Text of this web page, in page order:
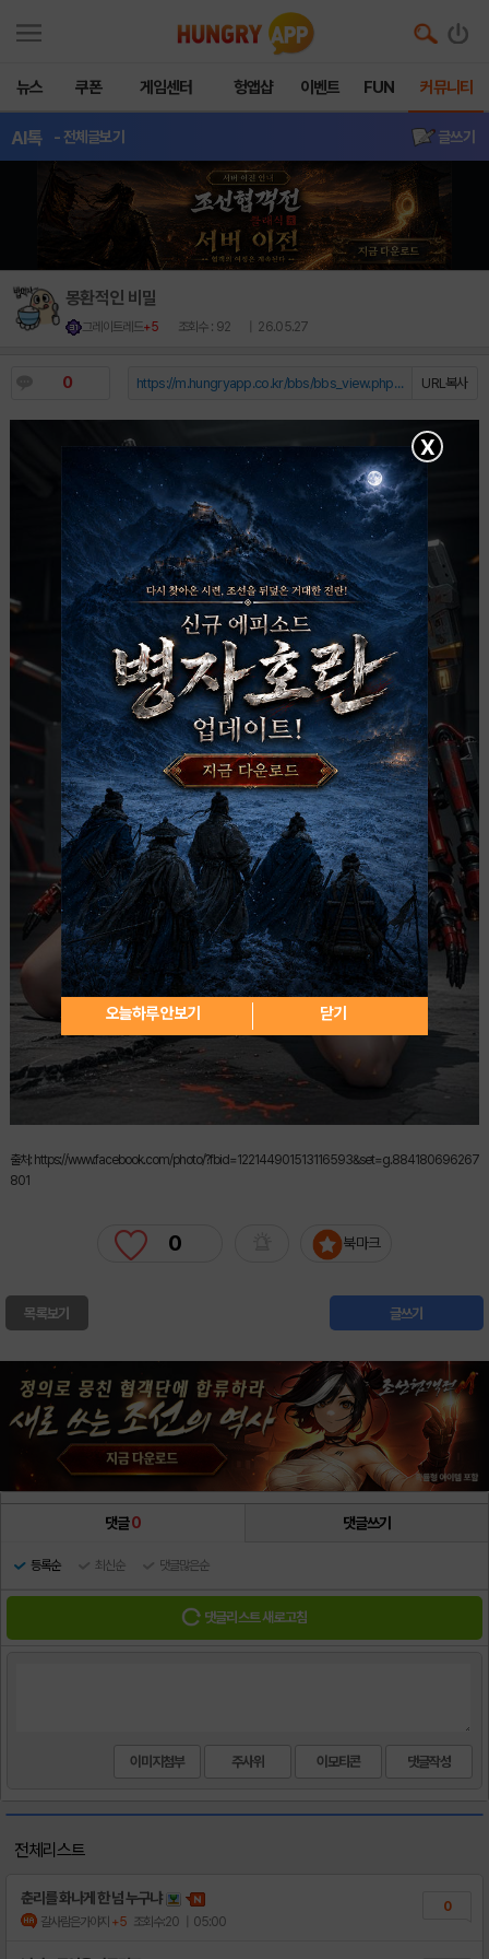
뉴스 쿠폰 게임센터 헝앱샵 이벤트 FUN 커뮤니티
AI톡 - 전체글보기 글쓰기
몽환적인 비밀
그레이트레드+5 조회수 : 92 | 26.05.27
0 URL복사
https://m.hungryapp.co.kr/bbs/bbs_view.php?durl=Y...
출처: https://www.facebook.com/photo/?fbid=122144901513116593&set=g.884180696267
801
0 북마크
목록보기 글쓰기
댓글0 댓글쓰기
등록순 최신순 댓글많은순
댓글리스트 새로고침
이미지첨부 주사위 이모티콘
전체리스트
춘리를 화나게 한 넘 누구냐
갈사람은가야지 +5 조회수:20 | 05:00
0
X
오늘하루 안보기 닫기